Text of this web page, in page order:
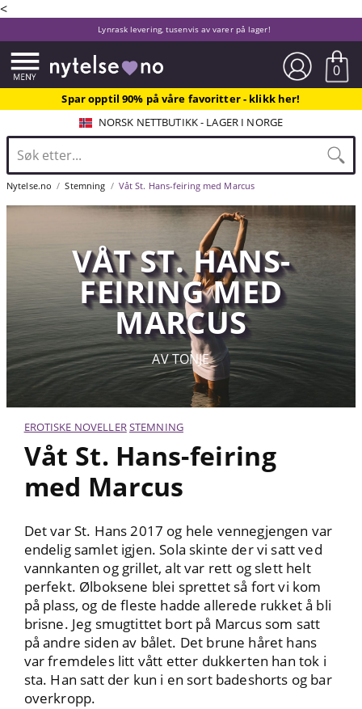
<
Lynrask levering, tusenvis av varer på lager!
0
Spar opptil 90% på våre favoritter - klikk her!
NORSK NETTBUTIKK - LAGER I NORGE
Nytelse.no Stemning Våt St. Hans-feiring med Marcus
VÅT ST. HANS-
FEIRING MED
MARCUS
AV TONJE
EROTISKE NOVELLERSTEMNING
Våt St. Hans-feiring
med Marcus
Det var St. Hans 2017 og hele vennegjengen var
endelig samlet igjen. Sola skinte der vi satt ved
vannkanten og grillet, alt var rett og slett helt
perfekt. Ølboksene blei sprettet så fort vi kom
på plass, og de fleste hadde allerede rukket å bli
brisne. Jeg smugtittet bort på Marcus som satt
på andre siden av bålet. Det brune håret hans
var fremdeles litt vått etter dukkerten han tok i
sta. Han satt der kun i en sort badeshorts og bar
overkropp.